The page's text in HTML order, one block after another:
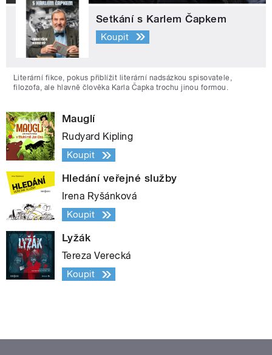
Setkání s Karlem Čapkem
Koupit
Literární fikce, pokus přiblížit literární nadsázkou spisovatele,
filozofa, ale hlavně člověka Karla Čapka trochu jinou formou.
Mauglí
Rudyard Kipling
Koupit
Hledání veřejné služby
Irena Ryšánková
Koupit
Lyžák
Tereza Verecká
Koupit